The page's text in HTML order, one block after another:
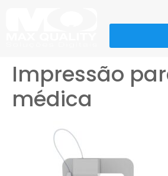
Impressão
médica